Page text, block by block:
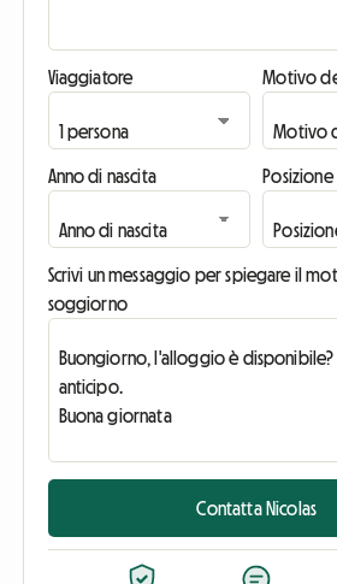
Viaggiatore Motivo
Anno di nascita Posizione
Scrivi un messaggio per spiegare il
soggiorno
Contatta Nicolas